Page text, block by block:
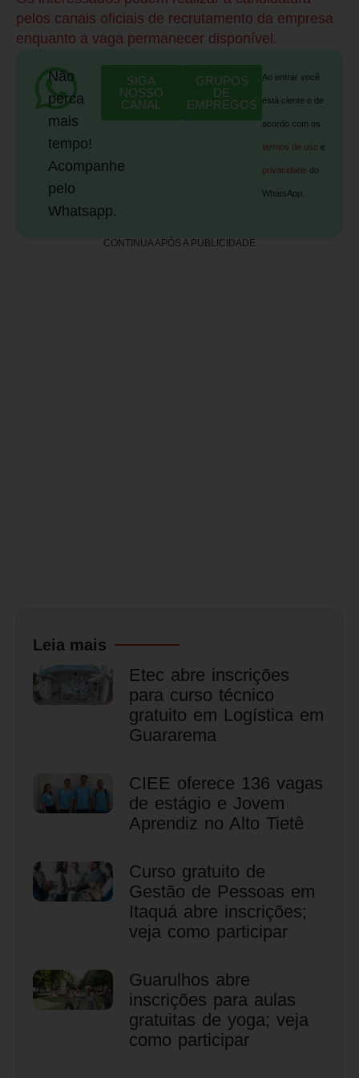
pelos canais oficiais de recrutamento da empresa
enquanto a vaga permanecer disponível.
Não
perca
mais
tempo!
Acompanhe
pelo
Whatsapp.
SIGA
NOSSO
CANAL
GRUPOS
DE
EMPREGOS
Ao entrar você
está ciente e de
acordo com os
termos de uso e
privacidade do
WhatsApp.
CONTINUA APÓS A PUBLICIDADE
Leia mais
Etec abre inscrições
para curso técnico
gratuito em Logística em
Guararema
CIEE oferece 136 vagas
de estágio e Jovem
Aprendiz no Alto Tietê
Curso gratuito de
Gestão de Pessoas em
Itaquá abre inscrições;
veja como participar
Guarulhos abre
inscrições para aulas
gratuitas de yoga; veja
como participar